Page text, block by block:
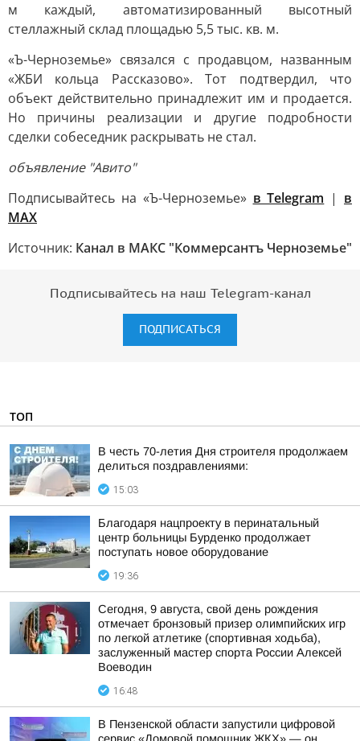
м каждый, автоматизированный высотный
стеллажный склад площадью 5,5 тыс. кв. м.
«Ъ-Черноземье» связался с продавцом, названным
«ЖБИ кольца Рассказово». Тот подтвердил, что
объект действительно принадлежит им и продается.
Но причины реализации и другие подробности
сделки собеседник раскрывать не стал.
объявление "Авито"
Подписывайтесь на «Ъ-Черноземье» в Telegram | в
MAX
Источник: Канал в МАКС "Коммерсантъ Черноземье"
Подписывайтесь на наш Telegram-канал
ПОДПИСАТЬСЯ
ТОП
В честь 70-летия Дня строителя продолжаем
делиться поздравлениями:
15:03
Благодаря нацпроекту в перинатальный
центр больницы Бурденко продолжает
поступать новое оборудование
19:36
Сегодня, 9 августа, свой день рождения
отмечает бронзовый призер олимпийских игр
по легкой атлетике (спортивная ходьба),
заслуженный мастер спорта России Алексей
Воеводин
16:48
В Пензенской области запустили цифровой